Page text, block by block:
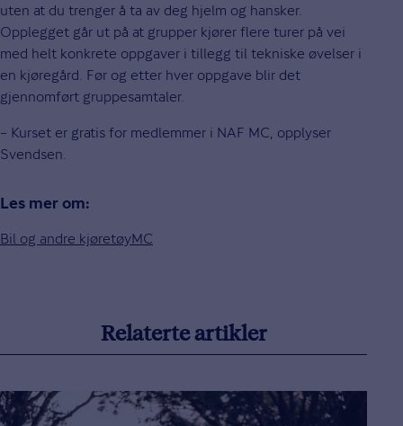
uten at du trenger å ta av deg hjelm og hansker.
Opplegget går ut på at grupper kjører flere turer på vei
med helt konkrete oppgaver i tillegg til tekniske øvelser i
en kjøregård. Før og etter hver oppgave blir det
gjennomført gruppesamtaler.
– Kurset er gratis for medlemmer i NAF MC, opplyser
Svendsen.
Les mer om:
Bil og andre kjøretøyMC
Relaterte artikler